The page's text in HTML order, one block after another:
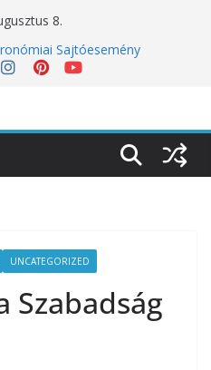
8.
Sajtóesemény
a világ legjobb
a Perui Pisco Világnap
UNCATEGORIZED